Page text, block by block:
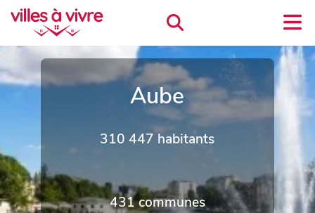
Aube
310 447 habitants
431 communes